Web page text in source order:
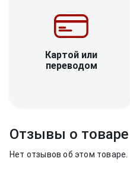
Картой или
переводом
Отзывы о товаре
Нет отзывов об этом товаре.